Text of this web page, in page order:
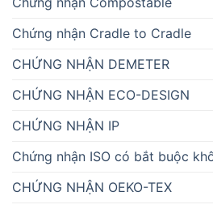
Chứng nhận Cradle to Cradle
CHỨNG NHẬN DEMETER
CHỨNG NHẬN ECO-DESIGN
CHỨNG NHẬN IP
Chứng nhận ISO có bắt buộc
CHỨNG NHẬN OEKO-TEX